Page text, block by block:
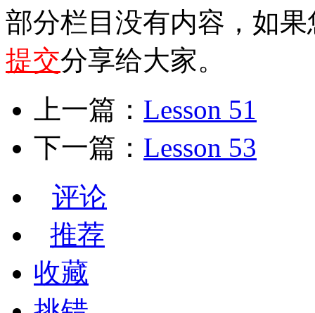
部分栏目没有内容，如
提交分享给大家。
上一篇： Lesson 51
下一篇： Lesson 53
评论
推荐
收藏